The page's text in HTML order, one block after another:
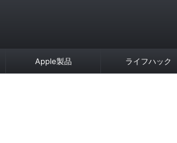
Apple製品 ライフハック